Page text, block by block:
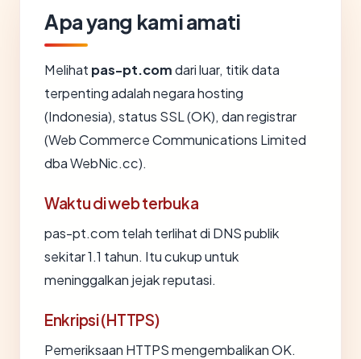
Apa yang kami amati
Melihat pas-pt.comdari luar, titik data
terpenting adalah negara hosting
(Indonesia), status SSL (OK), dan registrar
(Web Commerce Communications Limited
dba WebNic.cc).
Waktu di web terbuka
pas-pt.com telah terlihat di DNS publik
sekitar 1.1 tahun. Itu cukup untuk
meninggalkan jejak reputasi.
Enkripsi (HTTPS)
Pemeriksaan HTTPS mengembalikan OK.